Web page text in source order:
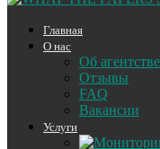
Главная
О нас
Об агентстве
Отзывы
FAQ
Вакансии
Услуги